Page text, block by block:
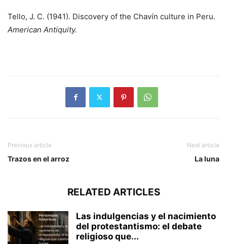
Tello, J. C. (1941). Discovery of the Chavín culture in Peru.
American Antiquity.
Previous article
Trazos en el arroz
Next article
La luna
RELATED ARTICLES
Las indulgencias y el nacimiento
del protestantismo: el debate
religioso que...